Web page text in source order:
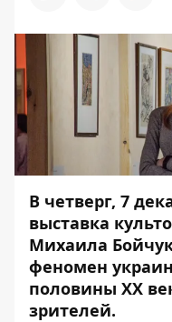
В четверг, 7
выставка
Михаила
феномен
половины XX
зрителей.